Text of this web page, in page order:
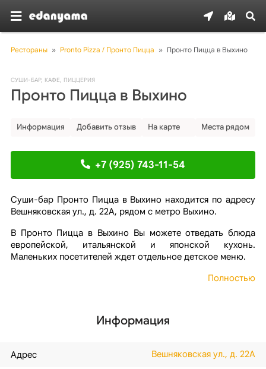
Рестораны » Pronto Pizza / Пронто Пицца » Пронто Пицца в Выхино
СУШИ-БАР, КАФЕ, ПИЦЦЕРИЯ
Пронто Пицца в Выхино
Информация Добавить отзыв На карте Места рядом
+7 (925) 743-11-54
Суши-бар Пронто Пицца в Выхино находится по адресу
Вешняковская ул., д. 22А, рядом с метро Выхино.
В Пронто Пицца в Выхино Вы можете отведать блюда
европейской, итальянской и японской кухонь.
Маленьких посетителей ждет отдельное детское меню.
Полностью
Информация
Адрес Вешняковская ул., д. 22А